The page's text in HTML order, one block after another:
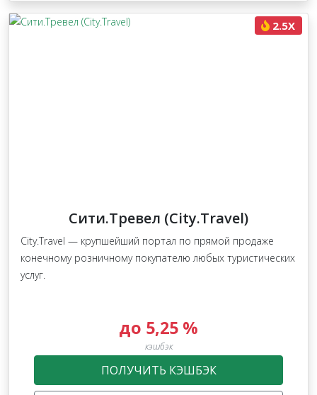
2.5X
Сити.Тревел (City.Travel)
City.Travel — крупшейший портал по прямой продаже
конечному розничному покупателю любых туристических
услуг.
до 5,25 %
кэшбэк
ПОЛУЧИТЬ КЭШБЭК